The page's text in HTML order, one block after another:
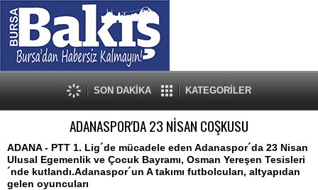
SON DAKİKA KATEGORİLER
ADANASPOR'DA 23 NİSAN COŞKUSU
ADANA - PTT 1. Lig´de mücadele eden Adanaspor´da 23 Nisan
Ulusal Egemenlik ve Çocuk Bayramı, Osman Yereşen Tesisleri
´nde kutlandı.Adanaspor´un A takımı futbolcuları, altyapıdan
gelen oyuncuları